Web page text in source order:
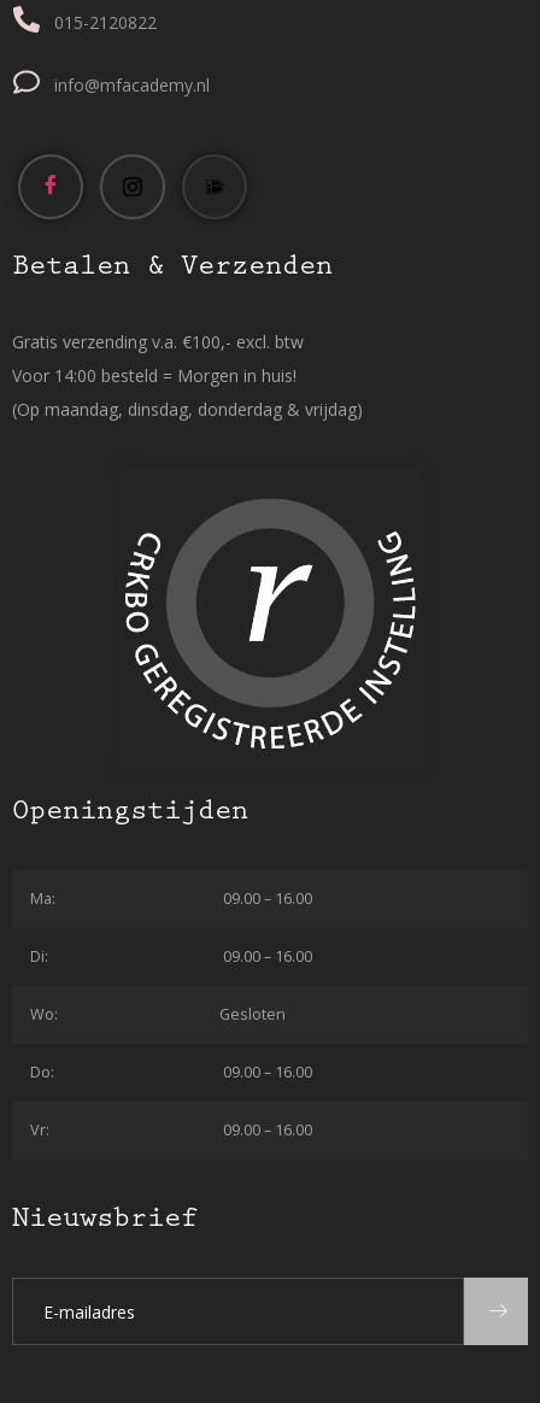
015-2120822
info@mfacademy.nl
Betalen & Verzenden
Gratis verzending v.a. €100,- excl. btw
Voor 14:00 besteld = Morgen in huis!
(Op maandag, dinsdag, donderdag & vrijdag)
Openingstijden
Ma: 09.00 – 16.00
Di: 09.00 – 16.00
Wo: Gesloten
Do: 09.00 – 16.00
Vr: 09.00 – 16.00
Nieuwsbrief